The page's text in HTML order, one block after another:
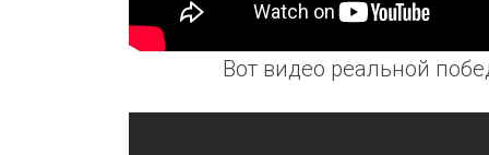
Вот видео реальной